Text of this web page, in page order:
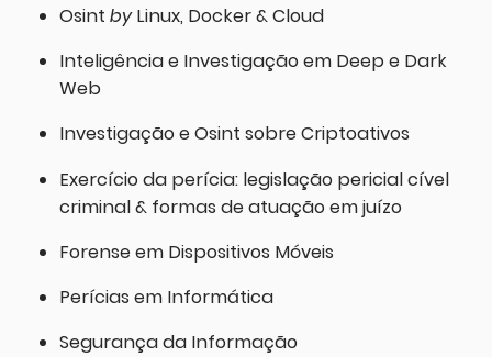
Osint byLinux, Docker & Cloud
Inteligência e Investigação em Deep e Dark
Web
Investigação e Osint sobre Criptoativos
Exercício da perícia: legislação pericial cível
criminal & formas de atuação em juízo
Forense em Dispositivos Móveis
Perícias em Informática
Segurança da Informação